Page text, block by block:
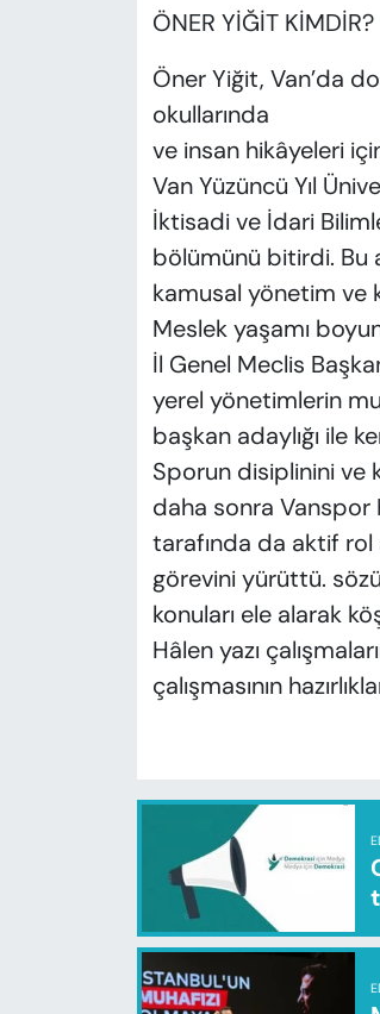
ÖNER YİĞİT KİMDİR?
Öner Yiğit, Van’da
okullarında
ve insan hikâyeleri
Van Yüzüncü Yıl
İktisadi ve İdari
bölümünü bitirdi. Bu
kamusal yönetim ve
Meslek yaşamı
İl Genel Meclis
yerel yönetimlerin
başkan adaylığı ile
Sporun disiplinini ve
daha sonra Vanspor
tarafında da aktif rol
görevini yürüttü.
konuları ele alarak
Hâlen yazı
çalışmasının